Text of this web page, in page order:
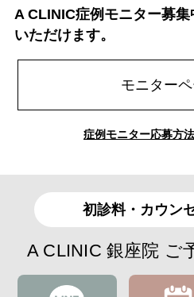
A CLINIC症例モニター募
いただけます。
モニター
症例モニター応募方
初診料・カウン
A CLINIC 銀座院 ご